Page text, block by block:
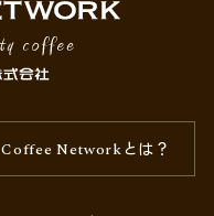
Coffee Networkとは？